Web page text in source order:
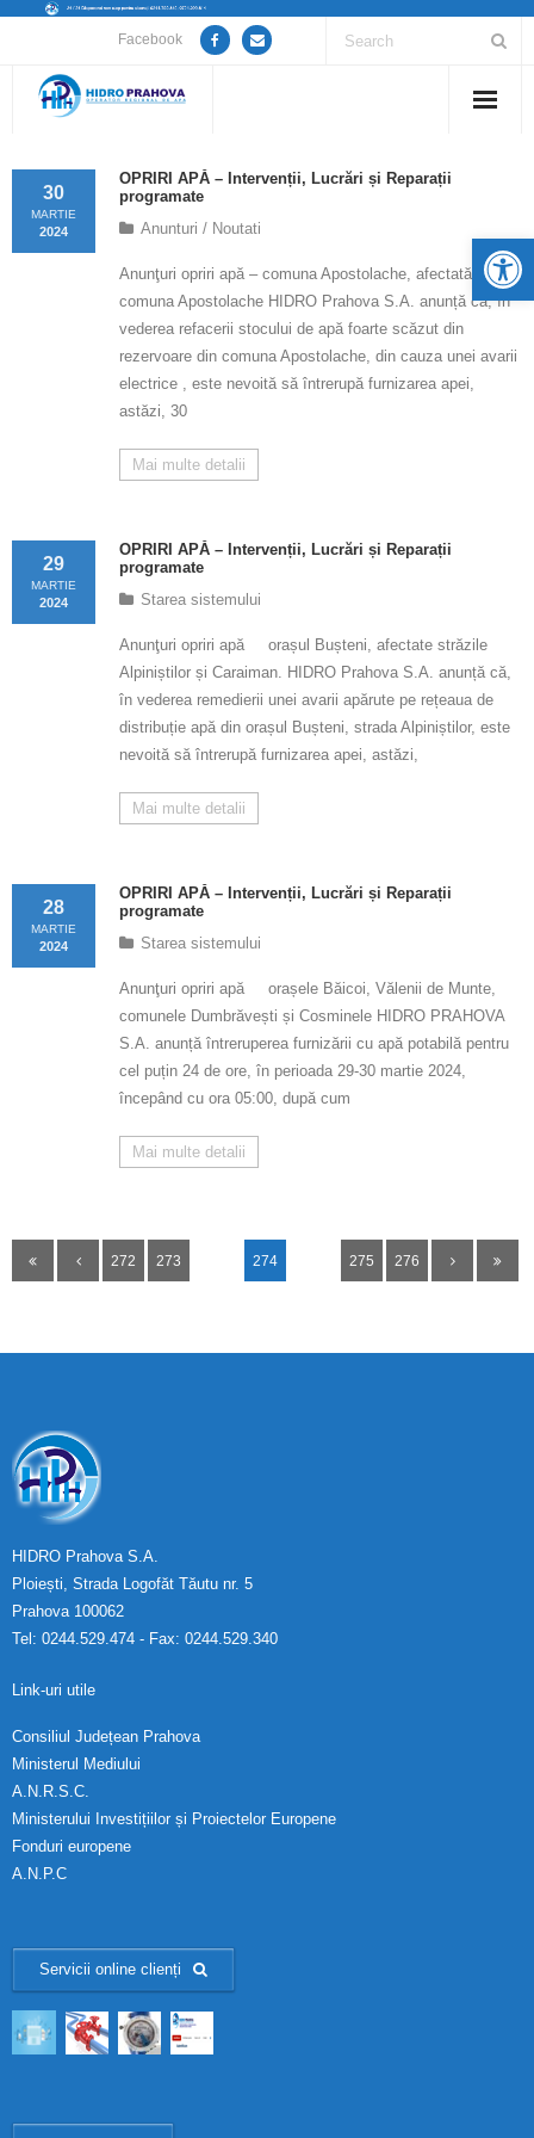
Facebook
Despre noi
Anunțuri lucrări / opriri apă
Calitatea apei
Comunicare
OPRIRI APĂ – Intervenții, Lucrări și Reparații
programate
30
MARTIE
2024 Anunturi / Noutati
Anunţuri opriri apă – comuna Apostolache, afectată
comuna Apostolache HIDRO Prahova S.A. anunță că, în
vederea refacerii stocului de apă foarte scăzut din
rezervoare din comuna Apostolache, din cauza unei avarii
electrice , este nevoită să întrerupă furnizarea apei,
astăzi, 30
Mai multe detalii
OPRIRI APĂ – Intervenții, Lucrări și Reparații
programate
29
MARTIE
2024 Starea sistemului
Anunţuri opriri apă orașul Bușteni, afectate străzile
Alpiniștilor și Caraiman. HIDRO Prahova S.A. anunță că,
în vederea remedierii unei avarii apărute pe rețeaua de
distribuție apă din orașul Bușteni, strada Alpiniștilor, este
nevoită să întrerupă furnizarea apei, astăzi,
Mai multe detalii
OPRIRI APĂ – Intervenții, Lucrări și Reparații
programate
28
MARTIE
2024 Starea sistemului
Anunţuri opriri apă orașele Băicoi, Vălenii de Munte,
comunele Dumbrăvești și Cosminele HIDRO PRAHOVA
S.A. anunță întreruperea furnizării cu apă potabilă pentru
cel puțin 24 de ore, în perioada 29-30 martie 2024,
începând cu ora 05:00, după cum
Mai multe detalii
272 273 274 275 276
HIDRO Prahova S.A.
Ploiești, Strada Logofăt Tăutu nr. 5
Prahova 100062
Tel: 0244.529.474 - Fax: 0244.529.340
Link-uri utile
Consiliul Județean Prahova
Ministerul Mediului
A.N.R.S.C.
Ministerului Investițiilor și Proiectelor Europene
Fonduri europene
A.N.P.C
Servicii online clienți